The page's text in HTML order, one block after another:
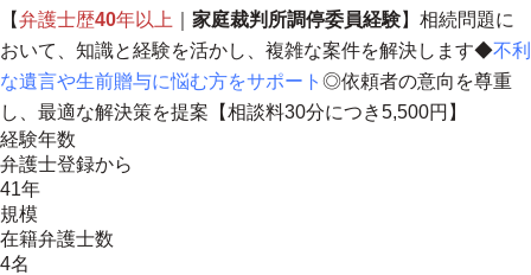
【弁護士歴40年以上 家庭裁判所調停委員経験】相続問題に
おいて、知識と経験を活かし、複雑な案件を解決します◆不利
な遺言や生前贈与に悩む方をサポート ◎依頼者の意向を尊重
し、最適な解決策を提案【相談料30分につき5,500円】
経験年数
弁護士登録から
41年
規模
在籍弁護士数
4名